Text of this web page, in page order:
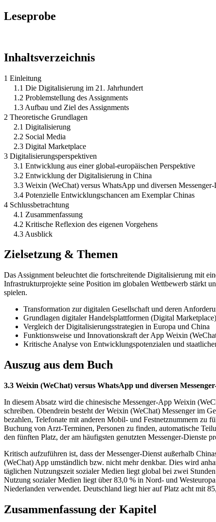
Leseprobe
Inhaltsverzeichnis
1 Einleitung
1.1 Die Digitalisierung im 21. Jahrhundert
1.2 Problemstellung des Assignments
1.3 Aufbau und Ziel des Assignments
2 Theoretische Grundlagen
2.1 Digitalisierung
2.2 Social Media
2.3 Digital Marketplace
3 Digitalisierungsperspektiven
3.1 Entwicklung aus einer global-europäischen Perspektive
3.2 Entwicklung der Digitalisierung in China
3.3 Weixin (WeChat) versus WhatsApp und diversen Messenger-
3.4 Potenzielle Entwicklungschancen am Exemplar Chinas
4 Schlussbetrachtung
4.1 Zusammenfassung
4.2 Kritische Reflexion des eigenen Vorgehens
4.3 Ausblick
Zielsetzung & Themen
Das Assignment beleuchtet die fortschreitende Digitalisierung mit
Infrastrukturprojekte seine Position im globalen Wettbewerb stärkt
spielen.
Transformation zur digitalen Gesellschaft und deren
Grundlagen digitaler Handelsplattformen (Digital Marketplace)
Vergleich der Digitalisierungsstrategien in Europa und China
Funktionsweise und Innovationskraft der App Weixin
Kritische Analyse von Entwicklungspotenzialen und
Auszug aus dem Buch
3.3 Weixin (WeChat) versus WhatsApp und diversen
In diesem Absatz wird die chinesische Messenger-App Weixin
schreiben. Obendrein besteht der Weixin (WeChat) Messenger im
bezahlen, Telefonate mit anderen Mobil- und Festnetznummern zu
Buchung von Arzt-Terminen, Personen zu finden, automatische
den fünften Platz, der am häufigsten genutzten Messenger-Dienste
Kritisch aufzuführen ist, dass der Messenger-Dienst außerhalb
(WeChat) App umständlich bzw. nicht mehr denkbar. Dies wird
täglichen Nutzungszeit sozialer Medien liegt global bei zwei
Nutzung sozialer Medien liegt über 83,0 % in Nord- und
Niederlanden verwendet. Deutschland liegt hier auf Platz acht mit
Zusammenfassung der Kapitel